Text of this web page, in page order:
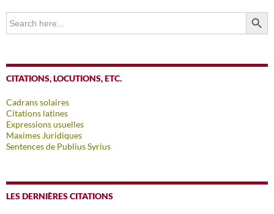
Search
for:
SEARCH
CITATIONS, LOCUTIONS, ETC.
Cadrans solaires
Citations latines
Expressions usuelles
Maximes Juridiques
Sentences de Publius Syrius
LES DERNIÈRES CITATIONS